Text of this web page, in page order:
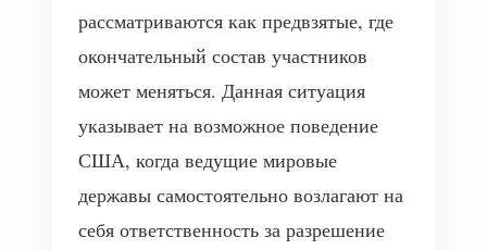
рассматриваются как предвзятые, где
окончательный состав участников
может меняться. Данная ситуация
указывает на возможное поведение
США, когда ведущие мировые
державы самостоятельно возлагают на
себя ответственность за разрешение